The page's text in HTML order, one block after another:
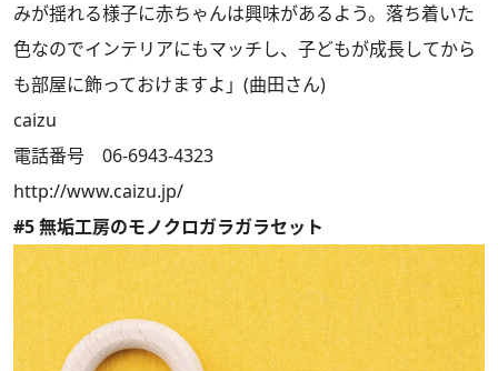
みが揺れる様子に赤ちゃんは興味があるよう。落ち着いた
色なのでインテリアにもマッチし、子どもが成長してから
も部屋に飾っておけますよ」(曲田さん)
caizu
電話番号 06-6943-4323
http://www.caizu.jp/
#5 無垢工房のモノクロガラガラセット